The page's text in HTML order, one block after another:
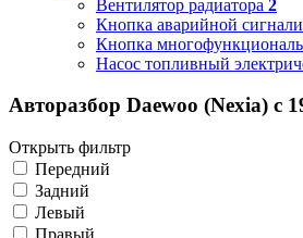
Вентилятор радиатора 2
Кнопка аварийной
Кнопка
Насос топливный
Авторазбор Daewoo (Nexia) с
Открыть фильтр
Передний
Задний
Левый